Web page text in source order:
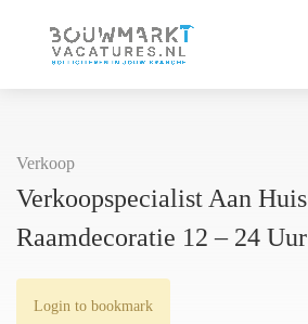
Verkoop
Verkoopspecialist Aan Huis
Raamdecoratie 12 – 24 Uur
Login to bookmark